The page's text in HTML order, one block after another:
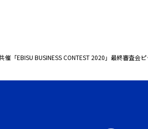
「EBISU BUSINESS CONTEST 2020」最終審査会